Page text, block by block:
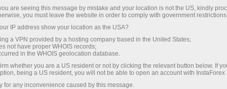
are seeing this message by mistake and your location is not the US, kindly
you must leave the website in order to comply with government
IP address show your location as the USA?
a VPN provided by a hosting company based in the United States;
not have proper WHOIS records;
in the WHOIS geolocation database.
whether you are a US resident or not by clicking the relevant button below. If
being a US resident, you will not be able to open an account with InstaForex
for any inconvenience caused by this message.